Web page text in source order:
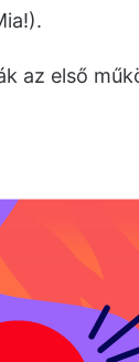
az első